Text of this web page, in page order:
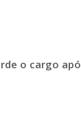
o cargo